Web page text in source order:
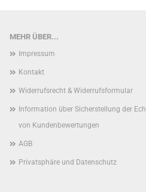
MEHR ÜBER...
Impressum
Kontakt
Widerrufsrecht & Widerrufsformular
Information über Sicherstellung der
von Kundenbewertungen
AGB
Privatsphäre und Datenschutz